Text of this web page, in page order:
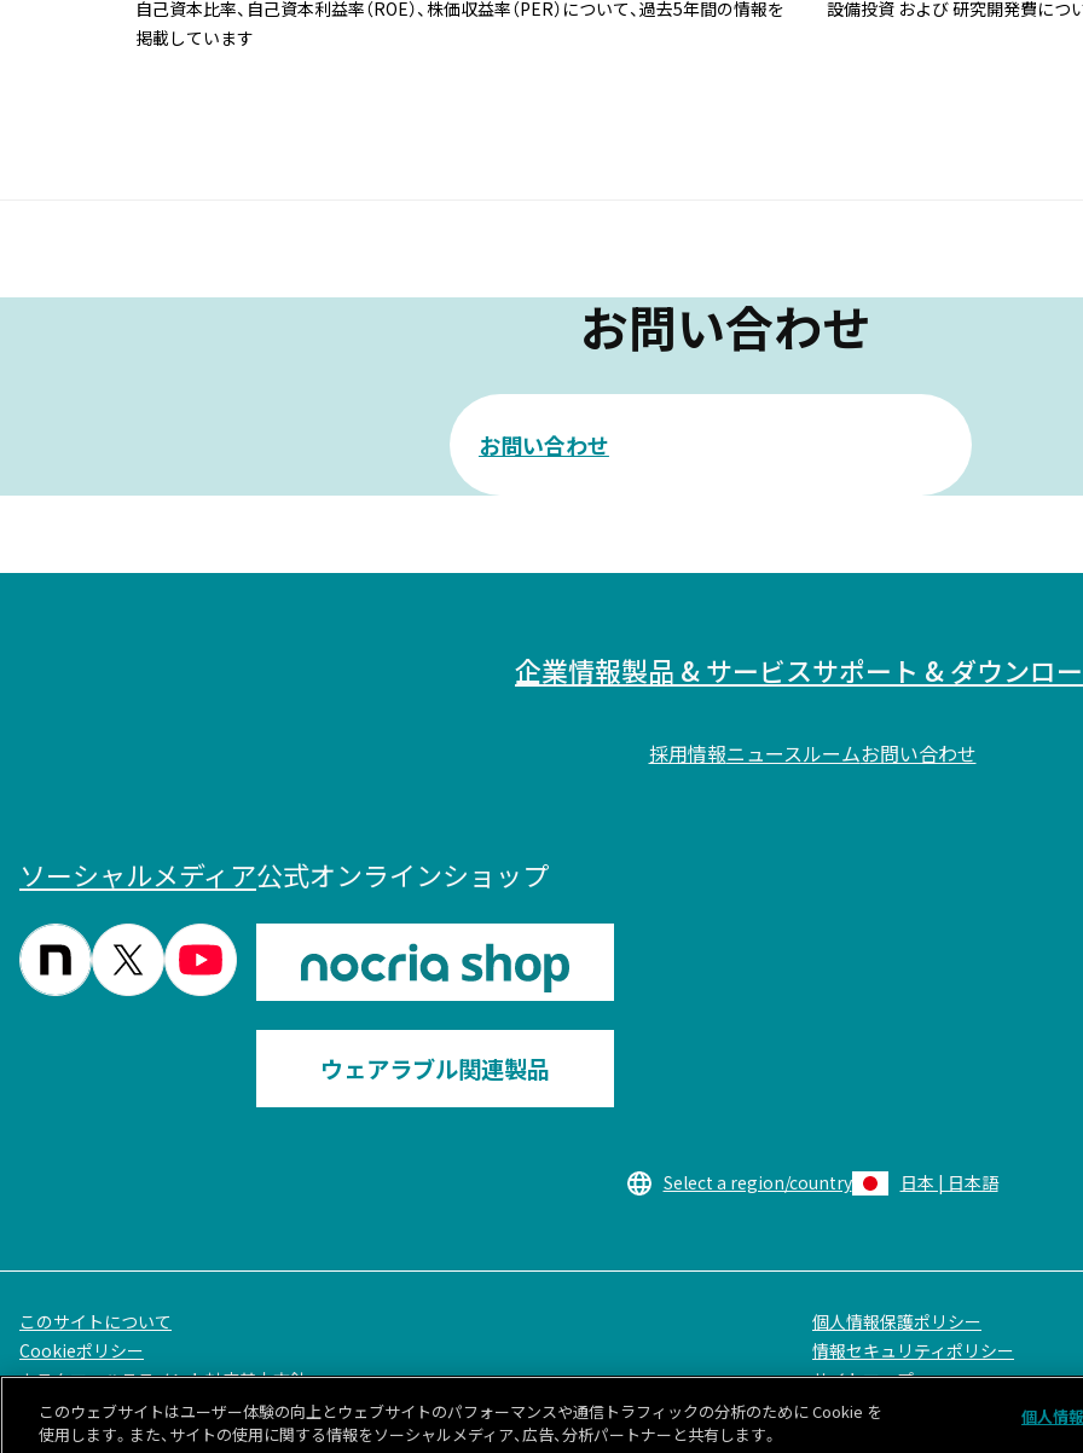
純資産、総資産
株主総会情報
自己資本比率、自己資本利益率（ROE）、株価収益率（PER）について、過去5年間の情報を
掲載しています
設備投資 および 研究開発費につ
お問い合わせ
お問い合わせ
企業情報製品 & サービスサポート & ダウンロ
採用情報ニュースルームお問い合わせ
ソーシャルメディア公式オンラインショップ
ウェアラブル関連製品
Select a region/country 日本 | 日本語
このサイトについて
個人情報保護ポリシー
Cookieポリシー
情報セキュリティポリシー
カスタマーハラスメント対応基本方針
サイトマップ
© 1996-2026GENERAL.
このウェブサイトはユーザー体験の向上とウェブサイトのパフォーマンスや通信トラフィックの分析のために Cookie を
使用します。また、サイトの使用に関する情報をソーシャルメディア、広告、分析パートナーと共有します。
個人情